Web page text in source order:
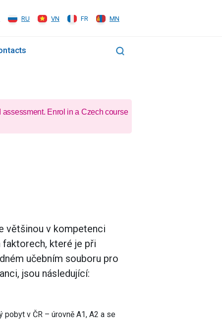
RU VN FR MN
Enrol in a Czech course
většinou v kompetenci
faktorech, které je při
učebním souboru pro
jsou následující:
v ČR – úrovně A1, A2 a se